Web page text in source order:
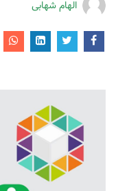
الهام شهابی